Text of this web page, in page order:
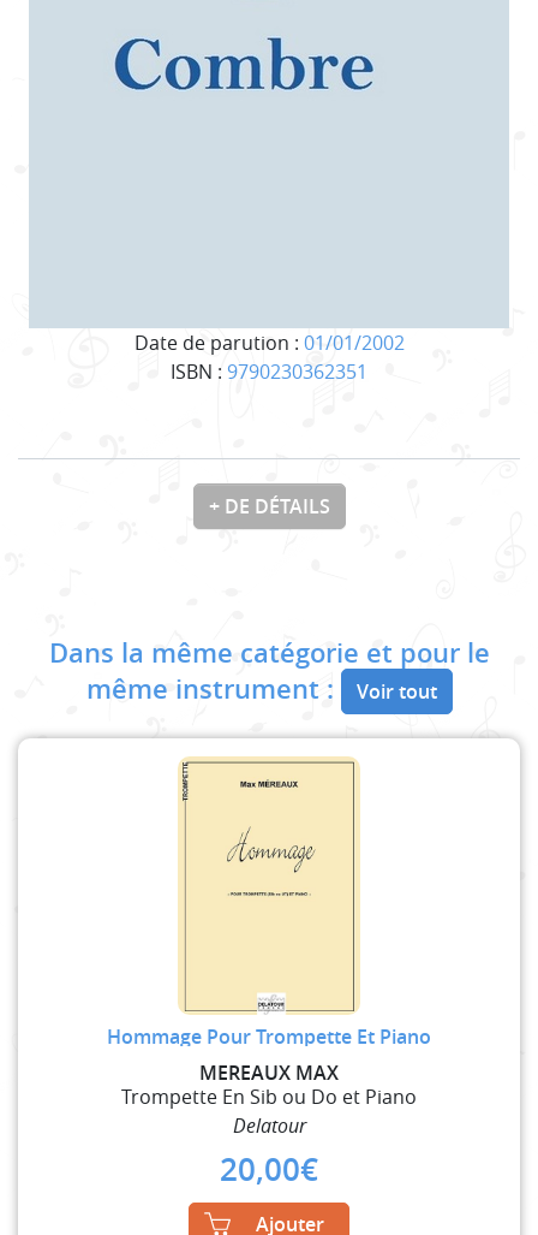
Date de parution : 01/01/2002
ISBN : 9790230362351
+ DE DÉTAILS
Dans la même catégorie et pour le
même instrument :
Voir tout
Hommage Pour Trompette Et Piano
MEREAUX MAX
Trompette En Sib ou Do et Piano
Delatour
20,00€
Ajouter